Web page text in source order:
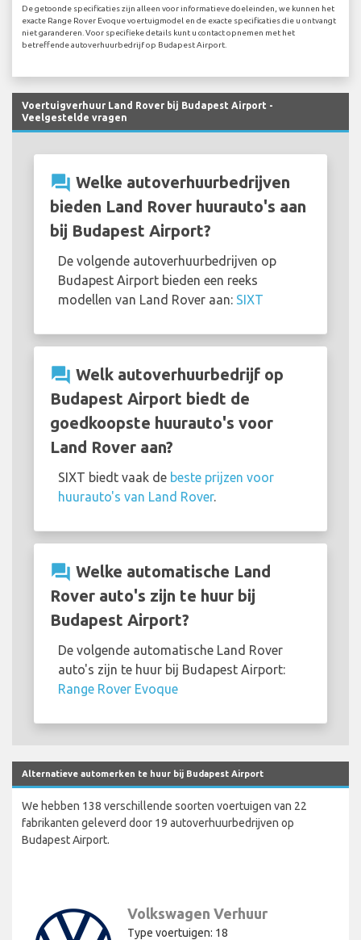
De getoonde specificaties zijn alleen voor informatieve doeleinden, we kunnen het
exacte Range Rover Evoque voertuigmodel en de exacte specificaties die u ontvangt
niet garanderen. Voor specifieke details kunt u contact opnemen met het
betreffende autoverhuurbedrijf op Budapest Airport.
Voertuigverhuur Land Rover bij Budapest Airport -
Veelgestelde vragen
question_answer Welke autoverhuurbedrijven
bieden Land Rover huurauto's aan
bij Budapest Airport?
De volgende autoverhuurbedrijven op
Budapest Airport bieden een reeks
modellen van Land Rover aan: SIXT
question_answer Welk autoverhuurbedrijf op
Budapest Airport biedt de
goedkoopste huurauto's voor
Land Rover aan?
SIXT biedt vaak de beste prijzen voor
huurauto's van Land Rover.
question_answer Welke automatische Land
Rover auto's zijn te huur bij
Budapest Airport?
De volgende automatische Land Rover
auto's zijn te huur bij Budapest Airport:
Range Rover Evoque
Alternatieve automerken te huur bij Budapest Airport
We hebben 138 verschillende soorten voertuigen van 22
fabrikanten geleverd door 19 autoverhuurbedrijven op
Budapest Airport.
Volkswagen Verhuur
Type voertuigen: 18